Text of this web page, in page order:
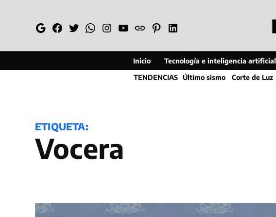
GoogleFacebook
TwitterWhatsapp
Instagram
YouTube
WebPinterestLinkedin
Inicio Tecnología e inteligencia artificial
TENDENCIAS Último sismo Corte de Luz
ETIQUETA:
vocera